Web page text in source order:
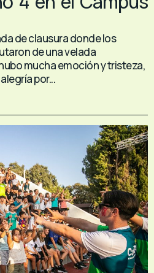
de clausura donde los
de una velada
mucha emoción y tristeza,
por...